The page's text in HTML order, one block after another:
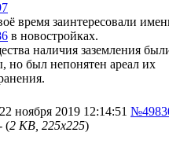
время заинтересовали
в новостройках.
наличия заземления
но был непонятен ареал их
ноября 2019 12:14:51
(2 KB, 225x225)